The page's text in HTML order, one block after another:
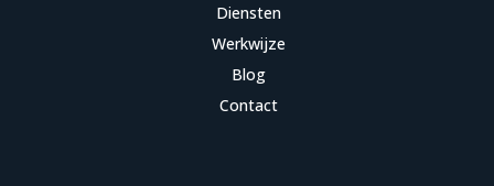
Diensten
Werkwijze
Blog
Contact